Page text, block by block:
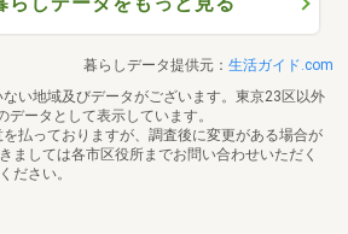
暮らしデータ提供元： 生活ガイド.com
い地域及びデータがございます。東京23区以外
ータとして表示しています。
払っておりますが、調査後に変更がある場合が
ましては各市区役所までお問い合わせいただく
ださい。